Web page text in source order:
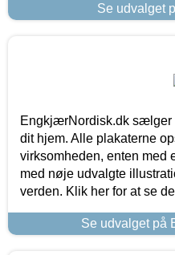
Se udvalget
EngkjærNordisk.dk sælger
dit hjem. Alle plakaterne
virksomheden, enten med
med nøje udvalgte
verden. Klik her for at se
Se udvalget på